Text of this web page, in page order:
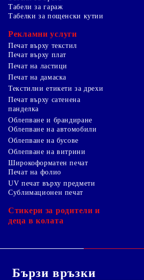
Табели за гараж
Табелки за пощенски кутии
Рекламни услуги
Печат върху текстил
Печат върху плат
Печат на ластици
Печат на дамаска
Текстилни етикети за дрехи
Печат върху сатенена
панделка
Облепване и брандиране
Облепване на автомобили
Облепване на бусове
Облепване на витрини
Широкоформатен печат
Печат на фолио
UV печат върху предмети
Сублимационен печат
Стикери за родители и
деца в колата
Бързи връзки